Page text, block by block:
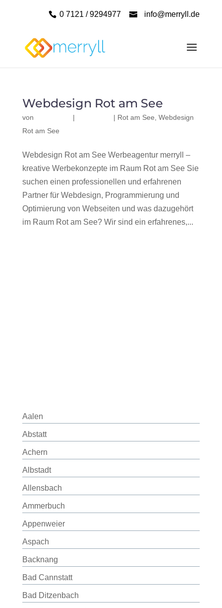
0 7121 / 9294977 info@merryll.de
Webdesign Rot am See
von | | Rot am See Webdesign
Rot am See
Webdesign Rot am See Werbeagentur merryll –
kreative Werbekonzepte im Raum Rot am See Sie
suchen einen professionellen und erfahrenen
Partner für Webdesign, Programmierung und
Optimierung von Webseiten und was dazugehört
im Raum Rot am See? Wir sind ein erfahrenes,...
Aalen
Abstatt
Achern
Albstadt
Allensbach
Ammerbuch
Appenweier
Aspach
Backnang
Bad Cannstatt
Bad Ditzenbach